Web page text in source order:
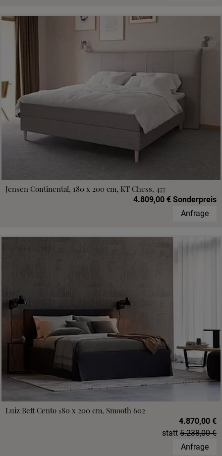
Jensen Continental, 180 x 200 cm, KT Chess, 477
4.809,00 € Sonderpreis
Anfrage
Luiz Bett Cento 180 x 200 cm, Smooth 602
4.870,00 €
statt 5.238,00 €
Anfrage